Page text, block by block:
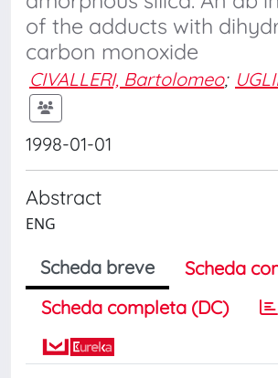
of the adducts with
carbon monoxide
CIVALLERI, Bartolomeo;
1998-01-01
Abstract
ENG
Scheda breve
Scheda
Scheda completa (DC)